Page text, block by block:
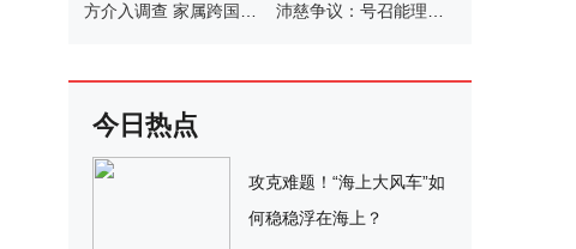
方介入调查 家属跨国营
沛慈争议：号召能理智
今日热点
攻克难题！“海上大风车”如
何稳稳浮在海上？